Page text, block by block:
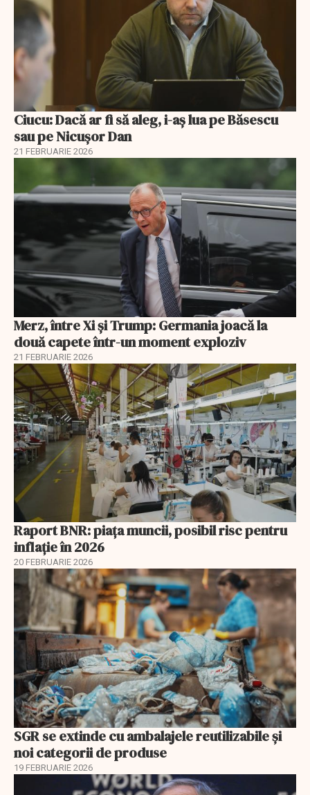
Ciucu: Dacă ar fi să aleg, i-aș lua pe Băsescu
sau pe Nicușor Dan
21 FEBRUARIE 2026
Merz, între Xi și Trump: Germania joacă la
două capete într-un moment exploziv
21 FEBRUARIE 2026
Raport BNR: piața muncii, posibil risc pentru
inflație în 2026
20 FEBRUARIE 2026
SGR se extinde cu ambalajele reutilizabile și
noi categorii de produse
19 FEBRUARIE 2026